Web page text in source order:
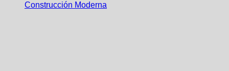
Construcción Moderna